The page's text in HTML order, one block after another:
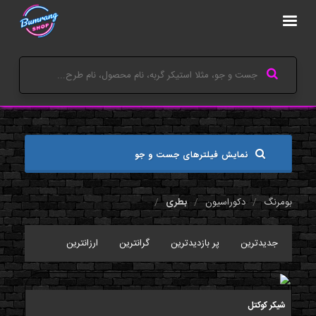
نمایش فیلترهای جست و جو
بومرنگ دکوراسیون بطری
جدیدترین پر بازدیدترین گرانترین ارزانترین
شیکر کوکتل